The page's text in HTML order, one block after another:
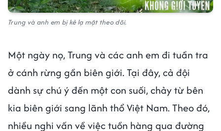
Trung và anh em bị kẻ lạ mặt theo dõi.
Một ngày nọ, Trung và các anh em đi tuần tra
ở cánh rừng gần biên giới. Tại đây, cả đội
dành sự chú ý đến một con suối, chảy từ bên
kia biên giới sang lãnh thổ Việt Nam. Theo đó,
nhiều nghi vấn về việc tuồn hàng qua đường